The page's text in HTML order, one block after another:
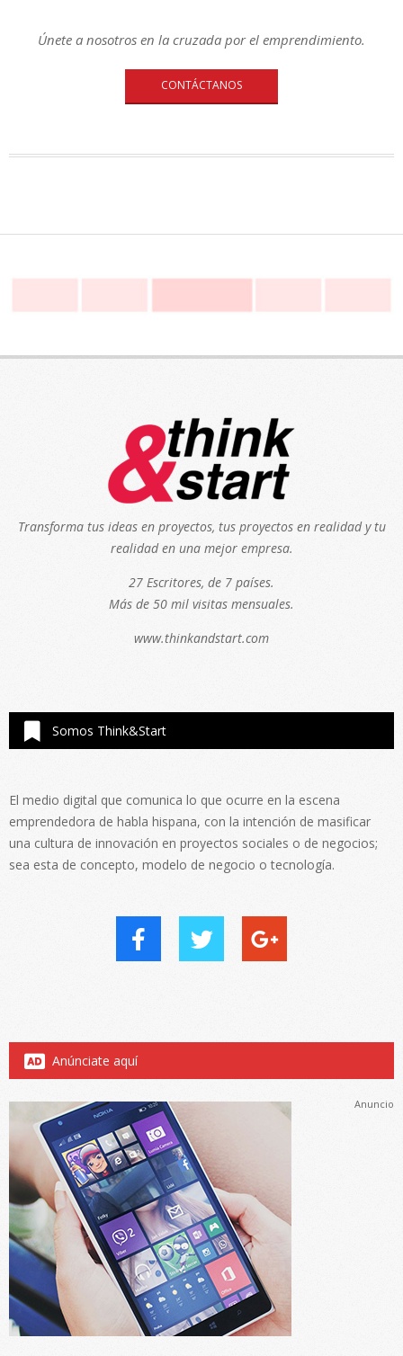
Únete a nosotros en la cruzada por el emprendimiento.
CONTÁCTANOS
Transforma tus ideas en proyectos, tus proyectos en realidad y tu
realidad en una mejor empresa.
27 Escritores, de 7 países.
Más de 50 mil visitas mensuales.
www.thinkandstart.com
Somos Think&Start
El medio digital que comunica lo que ocurre en la escena
emprendedora de habla hispana, con la intención de masificar
una cultura de innovación en proyectos sociales o de negocios;
sea esta de concepto, modelo de negocio o tecnología.
Anúnciate aquí
Anuncio